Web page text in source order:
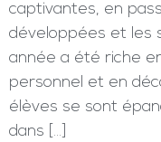
captivantes, en
développées et les
année a été riche
personnel et en
élèves se sont
dans […]